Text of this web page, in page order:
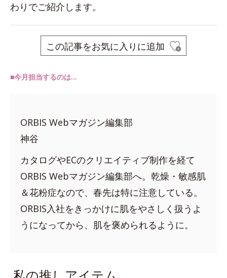
わりでご紹介します。
この記事をお気に入りに追加
■今月担当するのは…
ORBIS Webマガジン編集部
神谷
カタログやECのクリエイティブ制作を経て
ORBIS Webマガジン編集部へ。乾燥・敏感肌
＆花粉症なので、春先は特に注意している。
ORBIS入社をきっかけに肌をやさしく扱うよ
うになってから、肌を褒められるように。